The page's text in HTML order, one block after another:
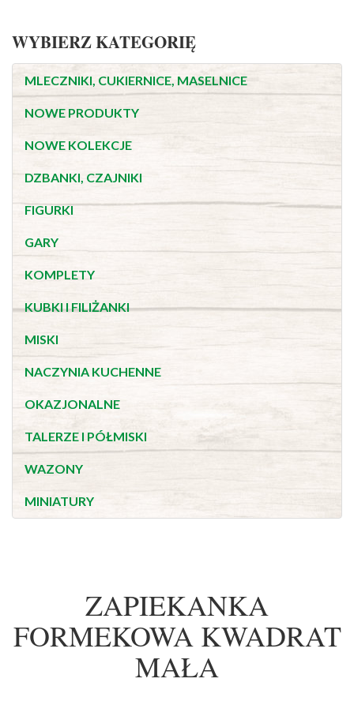
WYBIERZ KATEGORIĘ
MLECZNIKI, CUKIERNICE, MASELNICE
NOWE PRODUKTY
NOWE KOLEKCJE
DZBANKI, CZAJNIKI
FIGURKI
GARY
KOMPLETY
KUBKI I FILIŻANKI
MISKI
NACZYNIA KUCHENNE
OKAZJONALNE
TALERZE I PÓŁMISKI
WAZONY
MINIATURY
ZAPIEKANKA
FORMEKOWA KWADRAT
MAŁA